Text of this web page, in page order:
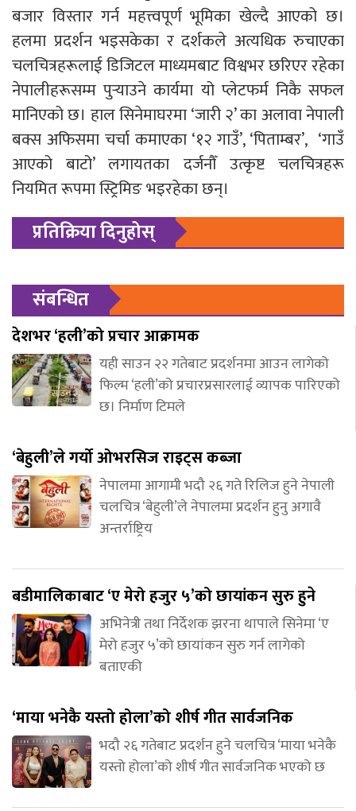
बजार विस्तार गर्न महत्त्वपूर्ण भूमिका खेल्दै आएको छ।
हलमा प्रदर्शन भइसकेका र दर्शकले अत्यधिक रुचाएका
चलचित्रहरूलाई डिजिटल माध्यमबाट विश्वभर छरिएर रहेका
नेपालीहरूसम्म पुर्‍याउने कार्यमा यो प्लेटफर्म निकै सफल
मानिएको छ। हाल सिनेमाघरमा ‘जारी २’ का अलावा नेपाली
बक्स अफिसमा चर्चा कमाएका ‘१२ गाउँ’, ‘पिताम्बर’, ‘गाउँ
आएको बाटो’ लगायतका दर्जनौँ उत्कृष्ट चलचित्रहरू
नियमित रूपमा स्ट्रिमिङ भइरहेका छन्।
प्रतिक्रिया दिनुहोस्
संबन्धित
देशभर ‘हली’को प्रचार आक्रामक
यही साउन २२ गतेबाट प्रदर्शनमा आउन लागेको
फिल्म ‘हली’को प्रचारप्रसारलाई व्यापक पारिएको
छ। निर्माण टिमले
‘बेहुली’ले गर्यो ओभरसिज राइट्स कब्जा
नेपालमा आगामी भदौ २६ गते रिलिज हुने नेपाली
चलचित्र ‘बेहुली’ले नेपालमा प्रदर्शन हुनु अगावै
अन्तर्राष्ट्रिय
बडीमालिकाबाट ‘ए मेरो हजुर ५’को छायांकन सुरु हुने
अभिनेत्री तथा निर्देशक झरना थापाले सिनेमा ‘ए
मेरो हजुर ५’को छायांकन सुरु गर्न लागेको
बताएकी
‘माया भनेकै यस्तो होला’को शीर्ष गीत सार्वजनिक
भदौ २६ गतेबाट प्रदर्शन हुने चलचित्र ‘माया भनेकै
यस्तो होला’को शीर्ष गीत सार्वजनिक भएको छ